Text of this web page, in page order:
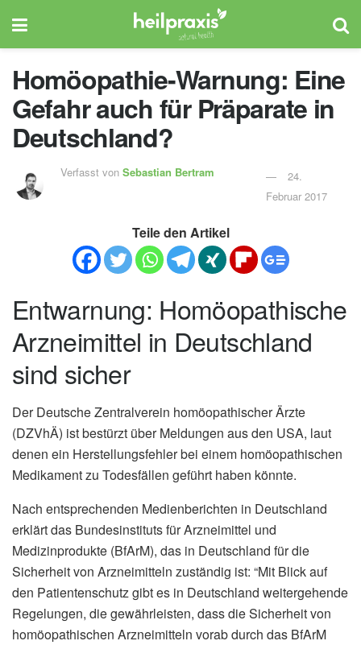
Homöopathie-Warnung: Eine
Gefahr auch für Präparate in
Deutschland?
Verfasst vonSebastian Bertram
24.
Februar 2017
Teile den Artikel
Entwarnung: Homöopathische
Arzneimittel in Deutschland
sind sicher
Der Deutsche Zentralverein homöopathischer Ärzte
(DZVhÄ) ist bestürzt über Meldungen aus den USA, laut
denen ein Herstellungsfehler bei einem homöopathischen
Medikament zu Todesfällen geführt haben könnte.
Nach entsprechenden Medienberichten in Deutschland
erklärt das Bundesinstituts für Arzneimittel und
Medizinprodukte (BfArM), das in Deutschland für die
Sicherheit von Arzneimitteln zuständig ist: “Mit Blick auf
den Patientenschutz gibt es in Deutschland weitergehende
Regelungen, die gewährleisten, dass die Sicherheit von
homöopathischen Arzneimitteln vorab durch das BfArM